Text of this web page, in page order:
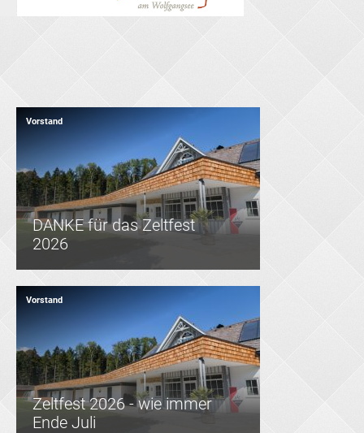
Vorstand
DANKE für das Zeltfest
2026
Vorstand
Zeltfest 2026 - wie immer
Ende Juli